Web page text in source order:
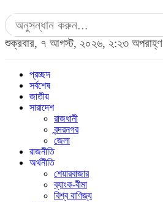
শুক্রবার, ৭ আগস্ট, ২০২৬, ২:২৩ অপরাহ্ণ
প্রচ্ছদ
সর্বশেষ
জাতীয়
সারাদেশ
রাজধানী
বন্দরনগর
জেলা
রাজনীতি
অর্থনীতি
শেয়ারবাজার
ব্যাংক-বীমা
বিশ্ব বাণিজ্য